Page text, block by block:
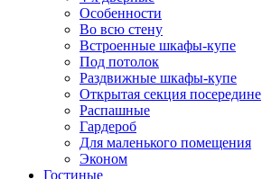
Особенности
Во всю стену
Встроенные шкафы-купе
Под потолок
Раздвижные шкафы-купе
Открытая секция посередине
Распашные
Гардероб
Для маленького помещения
Эконом
Гостиные